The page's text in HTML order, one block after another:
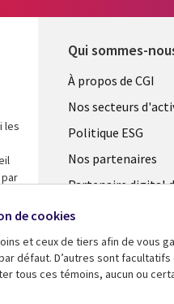
les
Qui sommes-
Useful
links
FRANCE
À propos de CGI
Nos secteurs
Politique ESG
Nos partenaires
Partenaire digital
Fusions
de cookies
et ceux de tiers afin de vous
défaut. D’autres sont
tous ces témoins, aucun ou